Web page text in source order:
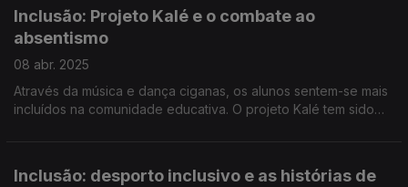
Inclusão: Projeto Kalé e o combate ao
absentismo
08 abr. 2025
Através da música e dança ciganas, os alunos sentem-se mais
incluídos na comunidade educativa. O projeto Kalé tem sido
Inclusão: desporto inclusivo e as histórias de